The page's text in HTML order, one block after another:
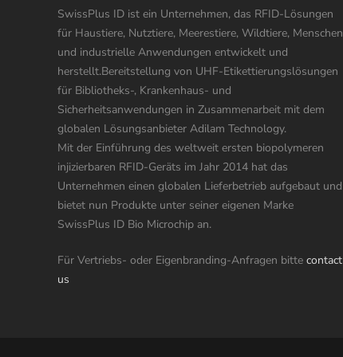
SwissPlus ID ist ein Unternehmen, das RFID-Lösungen
für Haustiere, Nutztiere, Meerestiere, Wildtiere, Menschen
und industrielle Anwendungen entwickelt und
herstellt.Bereitstellung von UHF-Etikettierungslösungen
für Bibliotheks-, Krankenhaus- und
Sicherheitsanwendungen in Zusammenarbeit mit dem
globalen Lösungsanbieter Adilam Technology.
Mit der Einführung des weltweit ersten biopolymeren
injizierbaren RFID-Geräts im Jahr 2014 hat das
Unternehmen einen globalen Lieferbetrieb aufgebaut und
bietet nun Produkte unter seiner eigenen Marke
SwissPlus ID Bio Microchip an.
Für Vertriebs- oder Eigenbranding-Anfragen bitte contact
us